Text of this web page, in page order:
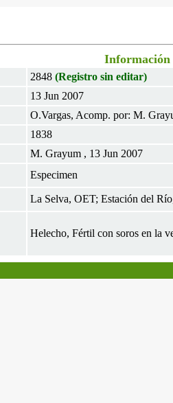
Información
2848 (Registro sin editar)
13 Jun 2007
O.Vargas, Acomp. por: M.
1838
M. Grayum , 13 Jun 2007
Especimen
La Selva, OET; Estación del
Helecho, Fértil con soros en la